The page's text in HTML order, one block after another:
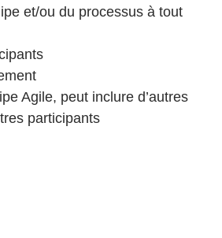
et/ou du processus à tout
Agile, peut inclure d’autres
participants